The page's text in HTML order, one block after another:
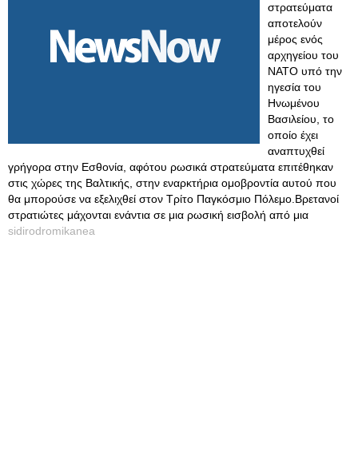
στρατεύματα
αποτελούν
μέρος ενός
αρχηγείου του
ΝΑΤΟ υπό την
ηγεσία του
Ηνωμένου
Βασιλείου, το
οποίο έχει
αναπτυχθεί
γρήγορα στην Εσθονία, αφότου ρωσικά στρατεύματα επιτέθηκαν
στις χώρες της Βαλτικής, στην εναρκτήρια ομοβροντία αυτού που
θα μπορούσε να εξελιχθεί στον Τρίτο Παγκόσμιο Πόλεμο.Βρετανοί
στρατιώτες μάχονται ενάντια σε μια ρωσική εισβολή από μια
sidirodromikanea